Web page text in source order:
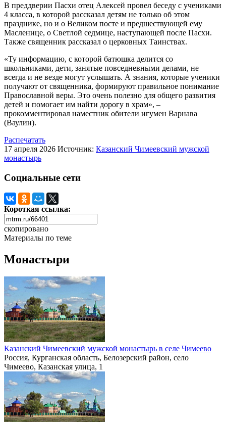
В преддверии Пасхи отец Алексей провел беседу с учениками
4 класса, в которой рассказал детям не только об этом
празднике, но и о Великом посте и предшествующей ему
Масленице, о Светлой седмице, наступающей после Пасхи.
Также священник рассказал о церковных Таинствах.
«Ту информацию, с которой батюшка делится со
школьниками, дети, занятые повседневными делами, не
всегда и не везде могут услышать. А знания, которые ученики
получают от священника, формируют правильное понимание
Православной веры. Это очень полезно для общего развития
детей и помогает им найти дорогу в храм», –
прокомментировал наместник обители игумен Варнава
(Ваулин).
Распечатать
17 апреля 2026 Источник: Казанский Чимеевский мужской
монастырь
Социальные сети
Короткая ссылка:
скопировано
Материалы по теме
Монастыри
Казанский Чимеевский мужской монастырь в селе Чимеево
Россия, Курганская область, Белозерский район, село
Чимеево, Казанская улица, 1